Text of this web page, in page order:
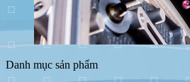
Danh mục sản phẩm